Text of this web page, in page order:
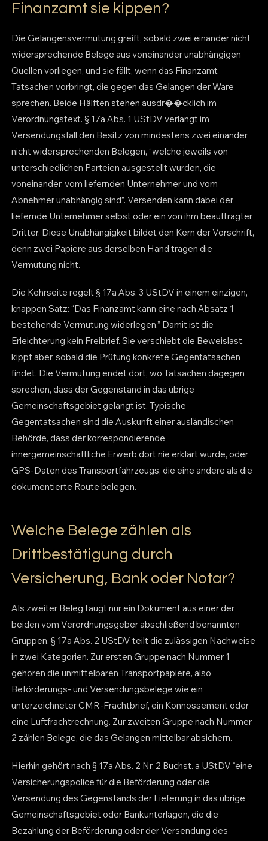
Finanzamt sie kippen?
Die Gelangensvermutung greift, sobald zwei einander nicht
widersprechende Belege aus voneinander unabhängigen
Quellen vorliegen, und sie fällt, wenn das Finanzamt
Tatsachen vorbringt, die gegen das Gelangen der Ware
sprechen. Beide Hälften stehen ausdr��cklich im
Verordnungstext. § 17a Abs. 1 UStDV verlangt im
Versendungsfall den Besitz von mindestens zwei einander
nicht widersprechenden Belegen, “welche jeweils von
unterschiedlichen Parteien ausgestellt wurden, die
voneinander, vom liefernden Unternehmer und vom
Abnehmer unabhängig sind”. Versenden kann dabei der
liefernde Unternehmer selbst oder ein von ihm beauftragter
Dritter. Diese Unabhängigkeit bildet den Kern der Vorschrift,
denn zwei Papiere aus derselben Hand tragen die
Vermutung nicht.
Die Kehrseite regelt § 17a Abs. 3 UStDV in einem einzigen,
knappen Satz: “Das Finanzamt kann eine nach Absatz 1
bestehende Vermutung widerlegen.” Damit ist die
Erleichterung kein Freibrief. Sie verschiebt die Beweislast,
kippt aber, sobald die Prüfung konkrete Gegentatsachen
findet. Die Vermutung endet dort, wo Tatsachen dagegen
sprechen, dass der Gegenstand in das übrige
Gemeinschaftsgebiet gelangt ist. Typische
Gegentatsachen sind die Auskunft einer ausländischen
Behörde, dass der korrespondierende
innergemeinschaftliche Erwerb dort nie erklärt wurde, oder
GPS-Daten des Transportfahrzeugs, die eine andere als die
dokumentierte Route belegen.
Welche Belege zählen als
Drittbestätigung durch
Versicherung, Bank oder Notar?
Als zweiter Beleg taugt nur ein Dokument aus einer der
beiden vom Verordnungsgeber abschließend benannten
Gruppen. § 17a Abs. 2 UStDV teilt die zulässigen Nachweise
in zwei Kategorien. Zur ersten Gruppe nach Nummer 1
gehören die unmittelbaren Transportpapiere, also
Beförderungs- und Versendungsbelege wie ein
unterzeichneter CMR-Frachtbrief, ein Konnossement oder
eine Luftfrachtrechnung. Zur zweiten Gruppe nach Nummer
2 zählen Belege, die das Gelangen mittelbar absichern.
Hierhin gehört nach § 17a Abs. 2 Nr. 2 Buchst. a UStDV “eine
Versicherungspolice für die Beförderung oder die
Versendung des Gegenstands der Lieferung in das übrige
Gemeinschaftsgebiet oder Bankunterlagen, die die
Bezahlung der Beförderung oder der Versendung des